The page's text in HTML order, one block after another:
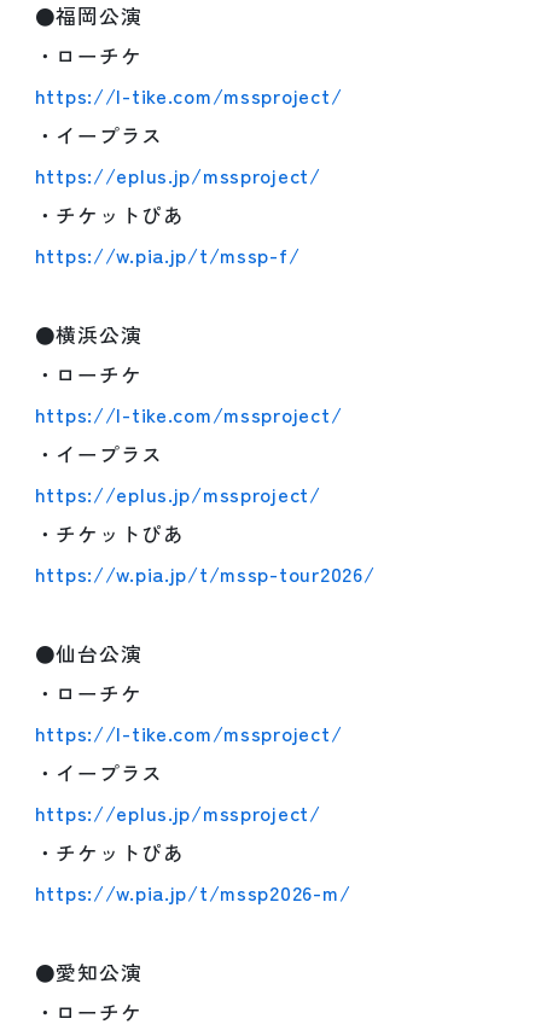
●福岡公演
・ローチケ
https://l-tike.com/mssproject/
・イープラス
https://eplus.jp/mssproject/
・チケットぴあ
https://w.pia.jp/t/mssp-f/
●横浜公演
・ローチケ
https://l-tike.com/mssproject/
・イープラス
https://eplus.jp/mssproject/
・チケットぴあ
https://w.pia.jp/t/mssp-tour2026/
●仙台公演
・ローチケ
https://l-tike.com/mssproject/
・イープラス
https://eplus.jp/mssproject/
・チケットぴあ
https://w.pia.jp/t/mssp2026-m/
●愛知公演
・ローチケ